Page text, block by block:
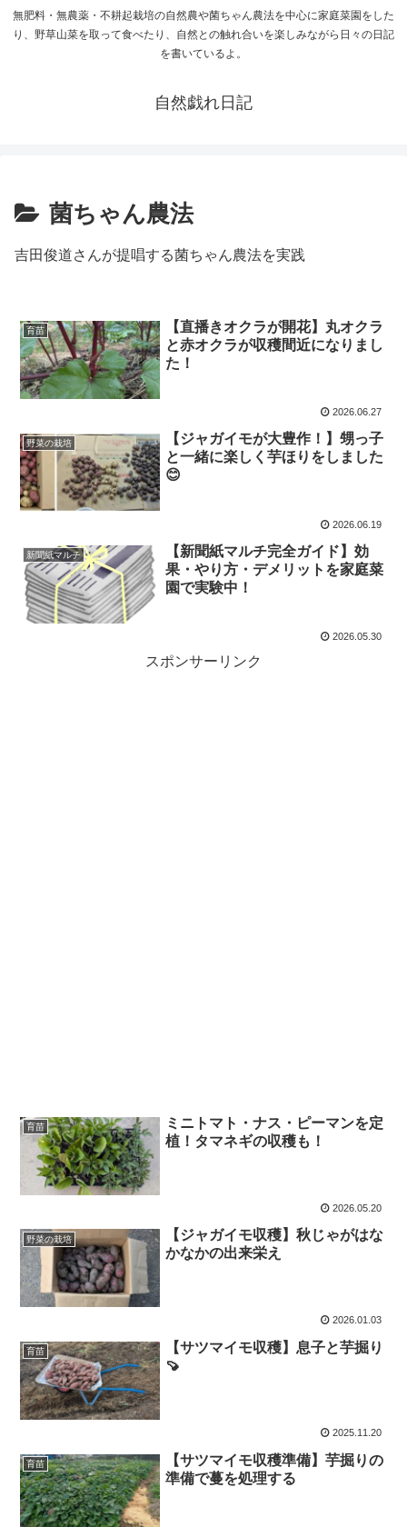
無肥料・無農薬・不耕起栽培の自然農や菌ちゃん農法を中心に家庭菜園をした
り、野草山菜を取って食べたり、自然との触れ合いを楽しみながら日々の日記
を書いているよ。
自然戯れ日記
菌ちゃん農法
吉田俊道さんが提唱する菌ちゃん農法を実践
育苗
【直播きオクラが開花】丸オクラ
と赤オクラが収穫間近になりまし
た！
2026.06.27
野菜の栽培
【ジャガイモが大豊作！】甥っ子
と一緒に楽しく芋ほりをしました
😊
2026.06.19
新聞紙マルチ
【新聞紙マルチ完全ガイド】効
果・やり方・デメリットを家庭菜
園で実験中！
2026.05.30
スポンサーリンク
育苗
ミニトマト・ナス・ピーマンを定
植！タマネギの収穫も！
2026.05.20
野菜の栽培
【ジャガイモ収穫】秋じゃがはな
かなかの出来栄え
2026.01.03
育苗
【サツマイモ収穫】息子と芋掘り
🍠
2025.11.20
育苗
【サツマイモ収穫準備】芋掘りの
準備で蔓を処理する